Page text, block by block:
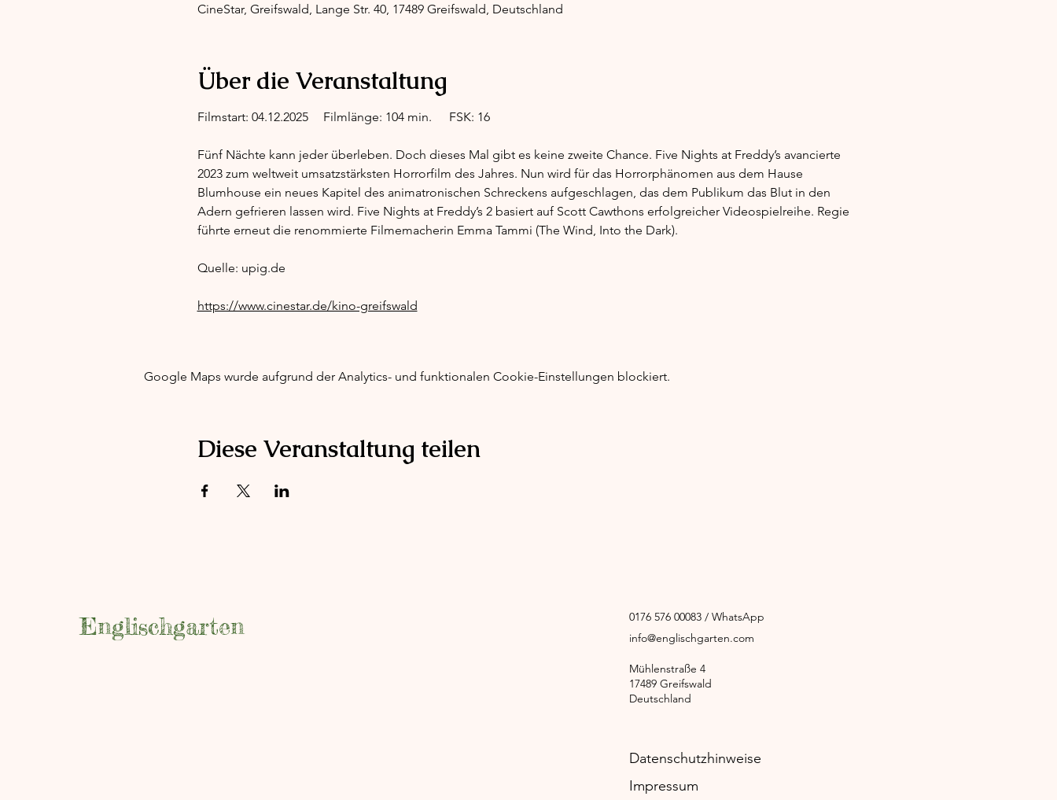
CineStar, Greifswald, Lange Str. 40, 17489 Greifswald, Deutschland
Über die Veranstaltung
Filmstart: 04.12.2025	Filmlänge: 104 min.	FSK: 16
Fünf Nächte kann jeder überleben. Doch dieses Mal gibt es keine zweite Chance. Five Nights at Freddy’s avancierte
2023 zum weltweit umsatzstärksten Horrorfilm des Jahres. Nun wird für das Horrorphänomen aus dem Hause
Blumhouse ein neues Kapitel des animatronischen Schreckens aufgeschlagen, das dem Publikum das Blut in den
Adern gefrieren lassen wird. Five Nights at Freddy’s 2 basiert auf Scott Cawthons erfolgreicher Videospielreihe. Regie
führte erneut die renommierte Filmemacherin Emma Tammi (The Wind, Into the Dark).
Quelle: upig.de
https://www.cinestar.de/kino-greifswald
Google Maps wurde aufgrund der Analytics- und funktionalen Cookie-Einstellungen blockiert.
Diese Veranstaltung teilen
Englischgarten
0176 576 00083 / WhatsApp
info@englischgarten.com
Mühlenstraße 4
17489 Greifswald
Deutschland
Datenschutzhinweise
Impressum